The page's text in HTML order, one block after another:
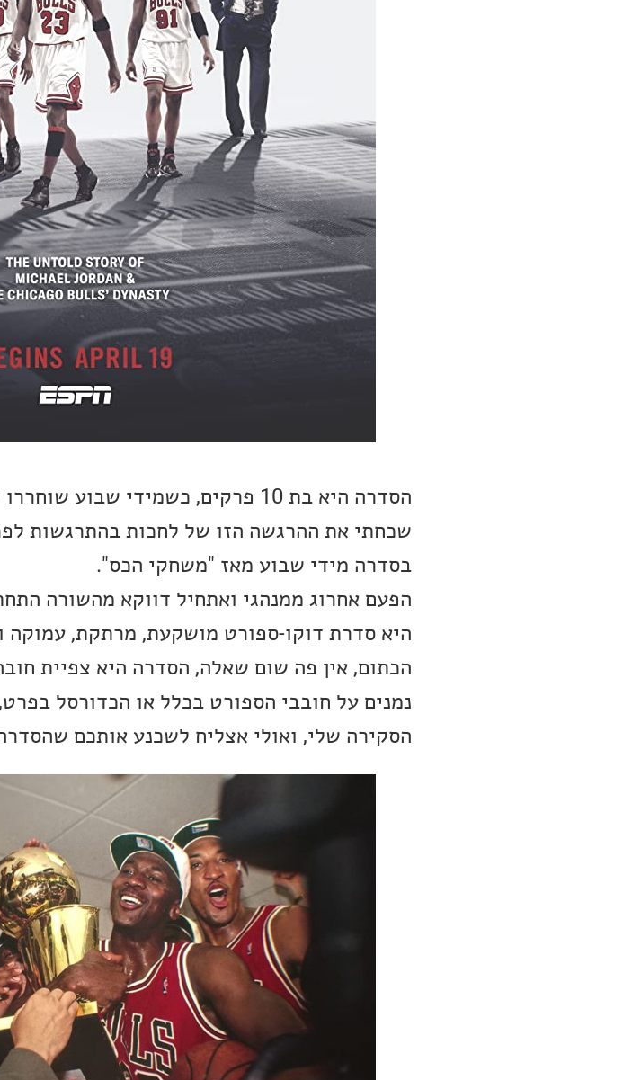
הסדרה היא בת 10 פרקים, כשמידי
שכחתי את ההרגשה הזו של לחכות בהתרגשות
בסדרה מידי שבוע מאז "משחקי הכס".
הפעם אחרוג ממנהגי ואתחיל דווקא מהשורה
היא סדרת דוקו-ספורט מושקעת, מרתקת, עמוקה
הכתום, אין פה שום שאלה, הסדרה היא צפיית
נמנים על חובבי הספורט בכלל או הכדורסל
הסקירה שלי, ואולי אצליח לשכנע אותכם